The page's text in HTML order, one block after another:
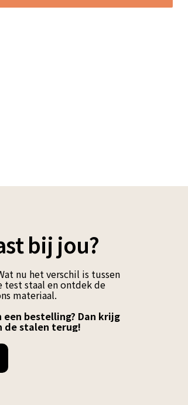
bij jou?
nu het verschil is tussen
test staal en ontdek de
materiaal.
bestelling? Dan krijg
de stalen terug!